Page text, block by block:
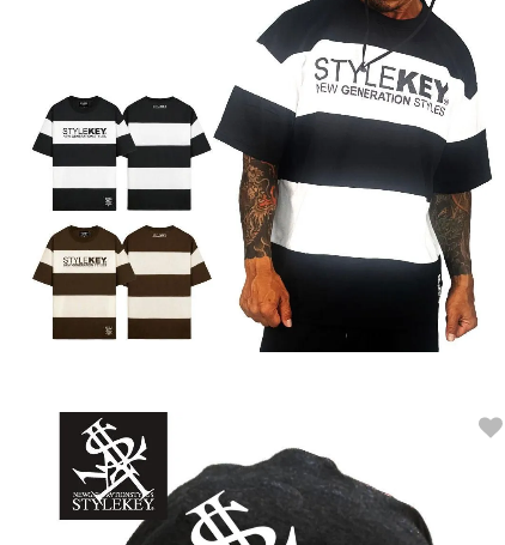
STYLEKEY スタイルキー ボーダーTシャツ STATUS FAT BORDER
M L XL
販売価格：8,900円(税込9,790円)